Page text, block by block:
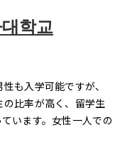
학교
も入学可能ですが、
比率が高く、留学生
います。女性一人での